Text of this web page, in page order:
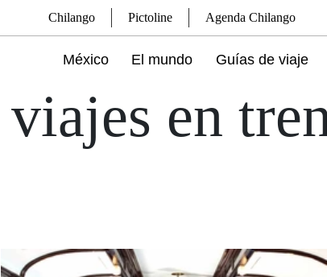
Chilango Pictoline Agenda Chilango
México El mundo Guías de viaje
viajes en